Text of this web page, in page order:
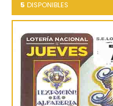
5 DISPONIBLES